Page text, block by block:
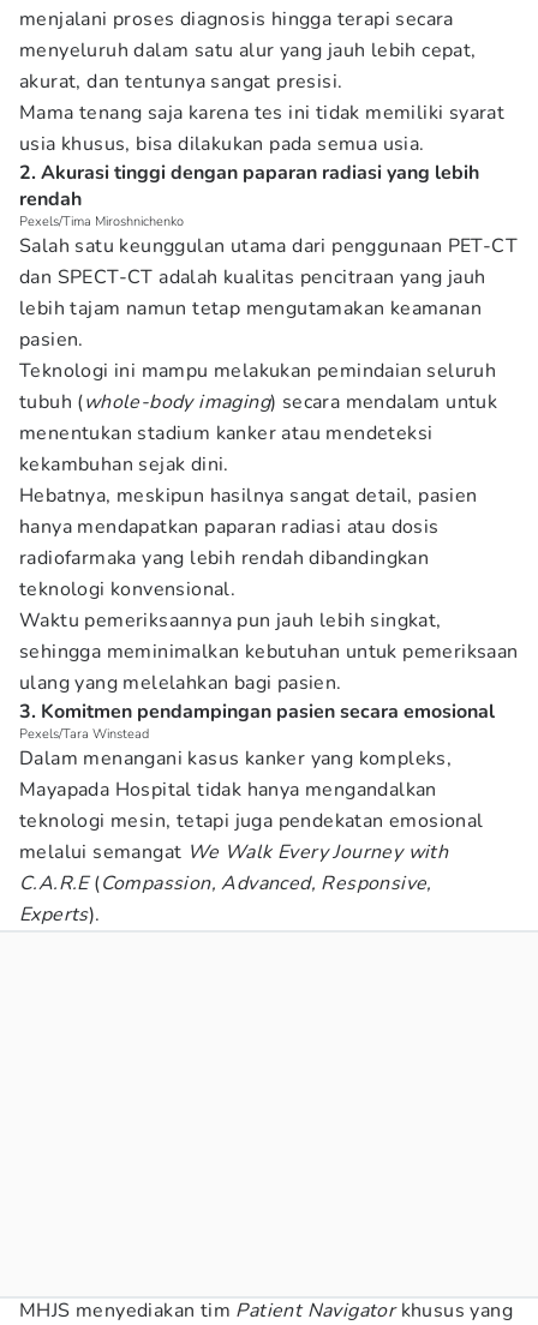
menjalani proses diagnosis hingga terapi secara
menyeluruh dalam satu alur yang jauh lebih cepat,
akurat, dan tentunya sangat presisi.
Mama tenang saja karena tes ini tidak memiliki syarat
usia khusus, bisa dilakukan pada semua usia.
2. Akurasi tinggi dengan paparan radiasi yang lebih
rendah
Pexels/Tima Miroshnichenko
Salah satu keunggulan utama dari penggunaan PET-CT
dan SPECT-CT adalah kualitas pencitraan yang jauh
lebih tajam namun tetap mengutamakan keamanan
pasien.
Teknologi ini mampu melakukan pemindaian seluruh
tubuh (whole-body imaging) secara mendalam untuk
menentukan stadium kanker atau mendeteksi
kekambuhan sejak dini.
Hebatnya, meskipun hasilnya sangat detail, pasien
hanya mendapatkan paparan radiasi atau dosis
radiofarmaka yang lebih rendah dibandingkan
teknologi konvensional.
Waktu pemeriksaannya pun jauh lebih singkat,
sehingga meminimalkan kebutuhan untuk pemeriksaan
ulang yang melelahkan bagi pasien.
3. Komitmen pendampingan pasien secara emosional
Pexels/Tara Winstead
Dalam menangani kasus kanker yang kompleks,
Mayapada Hospital tidak hanya mengandalkan
teknologi mesin, tetapi juga pendekatan emosional
melalui semangat We Walk Every Journey with
C.A.R.E(Compassion, Advanced, Responsive,
Experts).
MHJS menyediakan tim Patient Navigatorkhusus yang